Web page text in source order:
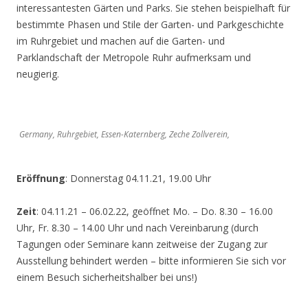
interessantesten Gärten und Parks. Sie stehen beispielhaft für
bestimmte Phasen und Stile der Garten- und Parkgeschichte
im Ruhrgebiet und machen auf die Garten- und
Parklandschaft der Metropole Ruhr aufmerksam und
neugierig.
Germany, Ruhrgebiet, Essen-Katernberg, Zeche Zollverein,
Eröffnung: Donnerstag 04.11.21, 19.00 Uhr
Zeit: 04.11.21 – 06.02.22, geöffnet Mo. – Do. 8.30 – 16.00
Uhr, Fr. 8.30 – 14.00 Uhr und nach Vereinbarung (durch
Tagungen oder Seminare kann zeitweise der Zugang zur
Ausstellung behindert werden – bitte informieren Sie sich vor
einem Besuch sicherheitshalber bei uns!)